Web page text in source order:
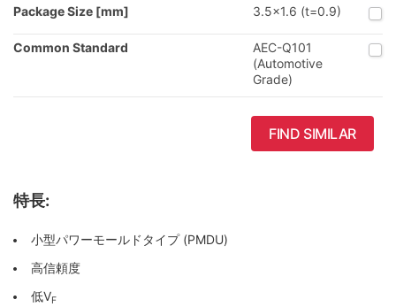
Package Size [mm] 3.5x1.6 (t=0.9)
Common Standard
AEC-Q101
(Automotive
Grade)
FIND SIMILAR
特長:
小型パワーモールドタイプ (PMDU)
高信頼度
低VF